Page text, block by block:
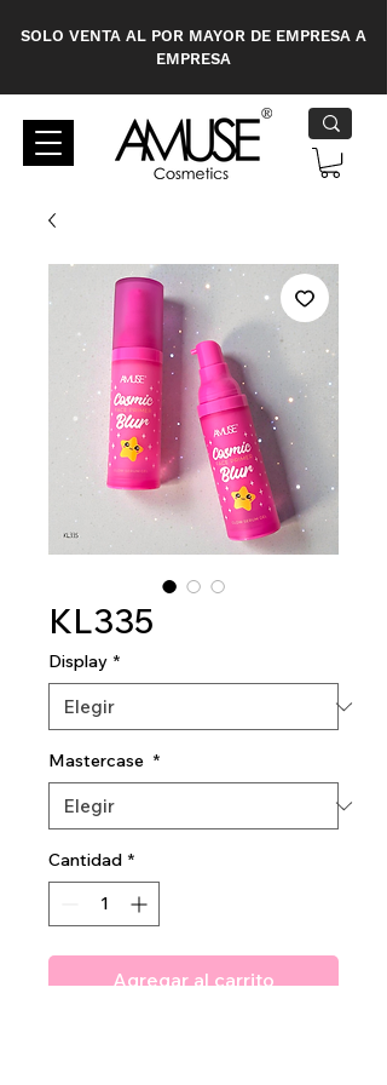
SOLO VENTA AL POR MAYOR DE EMPRESA A
EMPRESA
KL335
Display *
Mastercase *
Cantidad *
Agregar al carrito